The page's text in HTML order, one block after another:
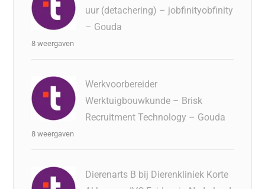
uur (detachering) – jobfinityobfinity
– Gouda
8 weergaven
Werkvoorbereider
Werktuigbouwkunde – Brisk
Recruitment Technology – Gouda
8 weergaven
Dierenarts B bij Dierenkliniek Korte